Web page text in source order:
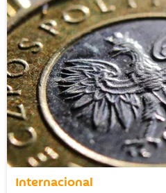
Internacional